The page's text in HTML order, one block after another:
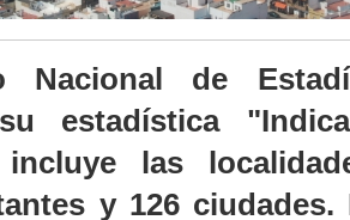
Nacional de
estadística
las
y 126